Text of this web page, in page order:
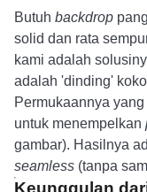
Butuh backdrop
solid dan rata
kami adalah
adalah 'dinding'
Permukaannya
untuk menempelkan
gambar). Hasilnya
seamless (tanpa
Keunggulan